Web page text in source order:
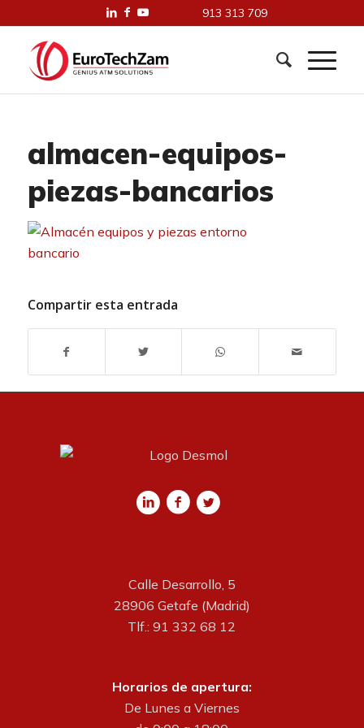
913 313 709
almacen-equipos-
piezas-bancarios
Compartir esta entrada
Calle Desarrollo, 5
28906 Getafe (Madrid)
Tlf.: 91 332 68 12
Horarios de apertura:
De Lunes a Viernes